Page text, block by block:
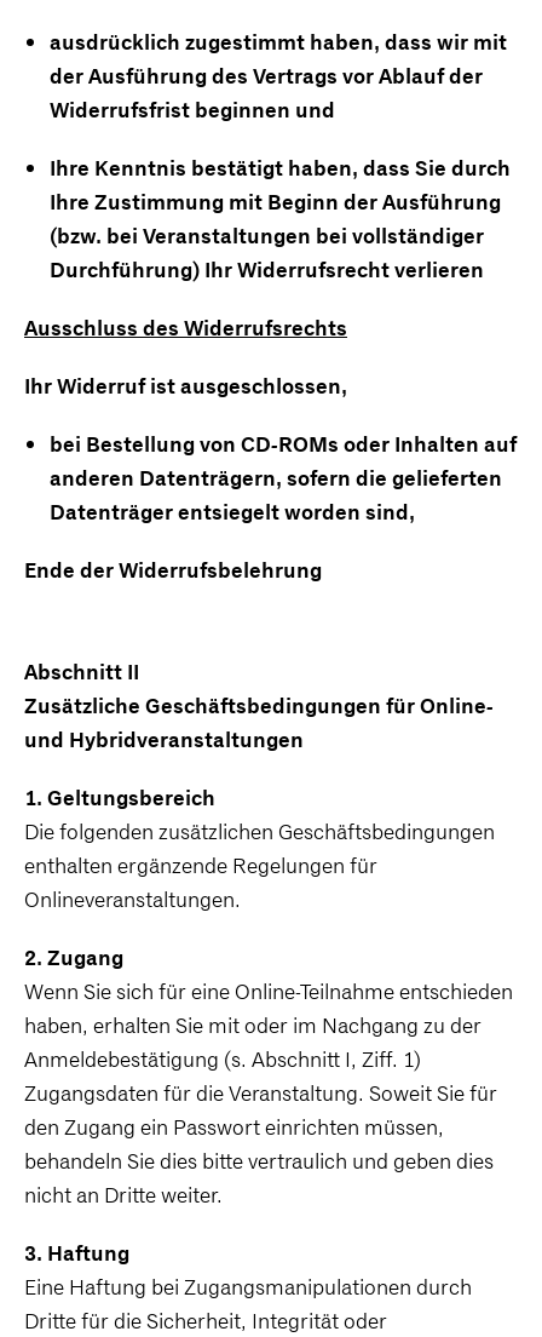
ausdrücklich zugestimmt haben, dass wir mit
der Ausführung des Vertrags vor Ablauf der
Widerrufsfrist beginnen und
Ihre Kenntnis bestätigt haben, dass Sie durch
Ihre Zustimmung mit Beginn der Ausführung
(bzw. bei Veranstaltungen bei vollständiger
Durchführung) Ihr Widerrufsrecht verlieren
Ausschluss des Widerrufsrechts
Ihr Widerruf ist ausgeschlossen,
bei Bestellung von CD-ROMs oder Inhalten auf
anderen Datenträgern, sofern die gelieferten
Datenträger entsiegelt worden sind,
Ende der Widerrufsbelehrung
Abschnitt II
Zusätzliche Geschäftsbedingungen für Online-
und Hybridveranstaltungen
1. Geltungsbereich
Die folgenden zusätzlichen Geschäftsbedingungen
enthalten ergänzende Regelungen für
Onlineveranstaltungen.
2. Zugang
Wenn Sie sich für eine Online-Teilnahme entschieden
haben, erhalten Sie mit oder im Nachgang zu der
Anmeldebestätigung (s. Abschnitt I, Ziff. 1)
Zugangsdaten für die Veranstaltung. Soweit Sie für
den Zugang ein Passwort einrichten müssen,
behandeln Sie dies bitte vertraulich und geben dies
nicht an Dritte weiter.
3. Haftung
Eine Haftung bei Zugangsmanipulationen durch
Dritte für die Sicherheit, Integrität oder